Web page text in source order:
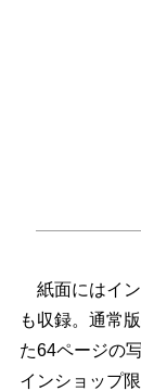
紙面にはイン
も収録。通常
た64ページの
インショップ